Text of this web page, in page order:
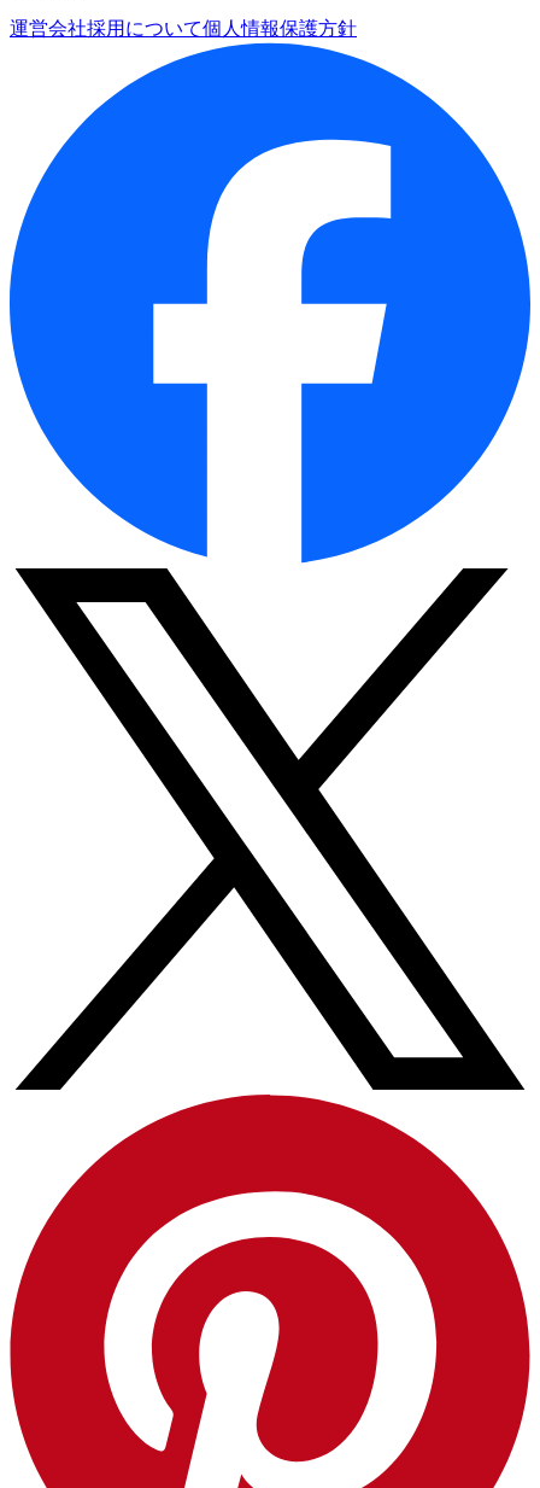
運営会社採用について個人情報保護方針